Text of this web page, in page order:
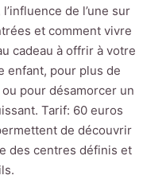
de l’une sur
et comment vivre
cadeau à offrir à votre
enfant, pour plus de
pour désamorcer un
Tarif: 60 euros
de découvrir
des centres définis et